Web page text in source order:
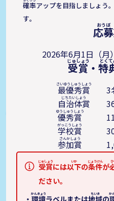
確率アップを目指しましょう。
す。
応募
2026年6月1日（月
受賞 ・ 特
最優秀賞
3
自治体賞
優秀賞
学校賞
参加賞
受賞には以下の条件が
ださい。